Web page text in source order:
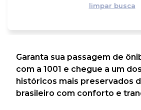
limpar busca
Garanta sua passagem de
com a 1001 e chegue a um
históricos mais preservados
brasileiro com conforto e